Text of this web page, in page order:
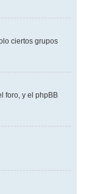
ciertos grupos
foro, y el phpBB